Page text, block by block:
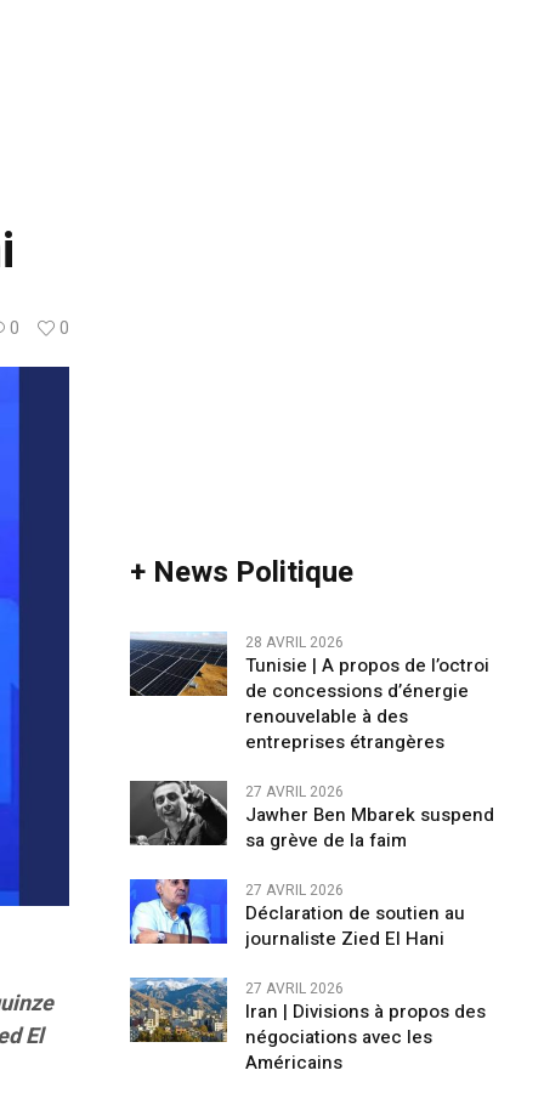
0 0
El
+ News Politique
28 AVRIL 2026
Tunisie | A propos de l’octroi
de concessions d’énergie
renouvelable à des
entreprises étrangères
27 AVRIL 2026
Jawher Ben Mbarek suspend
sa grève de la faim
27 AVRIL 2026
Déclaration de soutien au
journaliste Zied El Hani
27 AVRIL 2026
Iran | Divisions à propos des
négociations avec les
Américains